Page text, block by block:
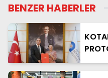
BENZER HABERLER